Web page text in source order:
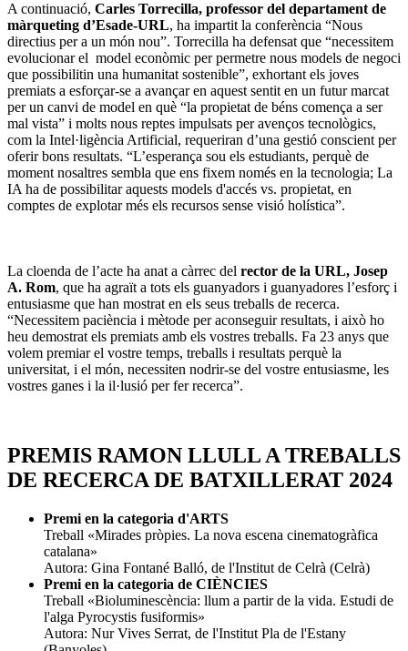
A continuació, Carles Torrecilla, professor del departament de
màrqueting d’Esade-URL, ha impartit la conferència “Nous
directius per a un món nou”. Torrecilla ha defensat que “necessitem
evolucionar el model econòmic per permetre nous models de negoci
que possibilitin una humanitat sostenible”, exhortant els joves
premiats a esforçar-se a avançar en aquest sentit en un futur marcat
per un canvi de model en què “la propietat de béns comença a ser
mal vista” i molts nous reptes impulsats per avenços tecnològics,
com la Intel·ligència Artificial, requeriran d’una gestió conscient per
oferir bons resultats. “L’esperança sou els estudiants, perquè de
moment nosaltres sembla que ens fixem només en la tecnologia; La
IA ha de possibilitar aquests models d'accés vs. propietat, en
comptes de explotar més els recursos sense visió holística”.
La cloenda de l’acte ha anat a càrrec del rector de la URL, Josep
A. Rom, que ha agraït a tots els guanyadors i guanyadores l’esforç i
entusiasme que han mostrat en els seus treballs de recerca.
“Necessitem paciència i mètode per aconseguir resultats, i això ho
heu demostrat els premiats amb els vostres treballs. Fa 23 anys que
volem premiar el vostre temps, treballs i resultats perquè la
universitat, i el món, necessiten nodrir-se del vostre entusiasme, les
vostres ganes i la il·lusió per fer recerca”.
PREMIS RAMON LLULL A TREBALLS
DE RECERCA DE BATXILLERAT 2024
Premi en la categoria d'ARTS
Treball «Mirades pròpies. La nova escena cinematogràfica
catalana»
Autora: Gina Fontané Balló, de l'Institut de Celrà (Celrà)
Premi en la categoria de CIÈNCIES
Treball «Bioluminescència: llum a partir de la vida. Estudi de
l'alga Pyrocystis fusiformis»
Autora: Nur Vives Serrat, de l'Institut Pla de l'Estany